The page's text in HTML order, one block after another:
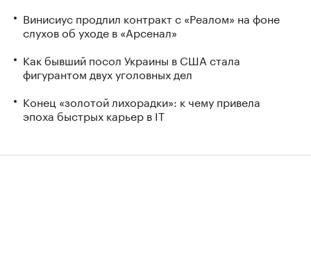
Винисиус продлил контракт с «Реалом» на фоне
слухов об уходе в «Арсенал»
Как бывший посол Украины в США стала
фигурантом двух уголовных дел
Конец «золотой лихорадки»: к чему привела
эпоха быстрых карьер в IT